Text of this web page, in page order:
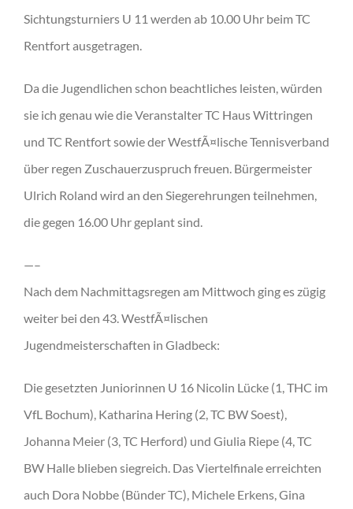
Sichtungsturniers U 11 werden ab 10.00 Uhr beim TC
Rentfort ausgetragen.
Da die Jugendlichen schon beachtliches leisten, würden
sie ich genau wie die Veranstalter TC Haus Wittringen
und TC Rentfort sowie der WestfÃ¤lische Tennisverband
über regen Zuschauerzuspruch freuen. Bürgermeister
Ulrich Roland wird an den Siegerehrungen teilnehmen,
die gegen 16.00 Uhr geplant sind.
—–
Nach dem Nachmittagsregen am Mittwoch ging es zügig
weiter bei den 43. WestfÃ¤lischen
Jugendmeisterschaften in Gladbeck:
Die gesetzten Juniorinnen U 16 Nicolin Lücke (1, THC im
VfL Bochum), Katharina Hering (2, TC BW Soest),
Johanna Meier (3, TC Herford) und Giulia Riepe (4, TC
BW Halle blieben siegreich. Das Viertelfinale erreichten
auch Dora Nobbe (Bünder TC), Michele Erkens, Gina